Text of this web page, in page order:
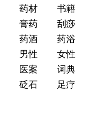
药材
书籍
膏药
刮痧
药酒
药浴
男性
女性
医案
词典
砭石 足疗